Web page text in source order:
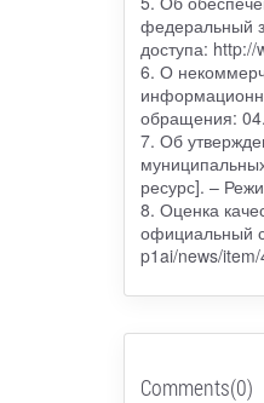
федеральный
доступа:
6. О
обращения:
7. Об
ресурс]. –
8. Оценка
официальный
p1ai/news/
Comments(0)